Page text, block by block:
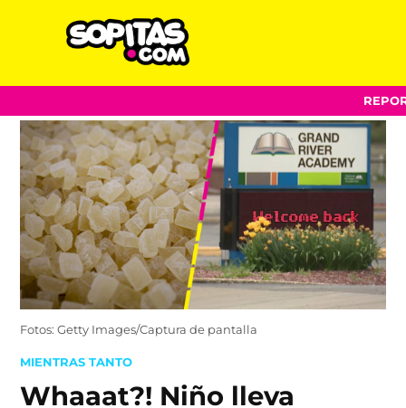
Skip
to
content
Fotos: Getty Images/Captura de pantalla
POSTED
MIENTRAS TANTO
Whaaat?! Niño lleva